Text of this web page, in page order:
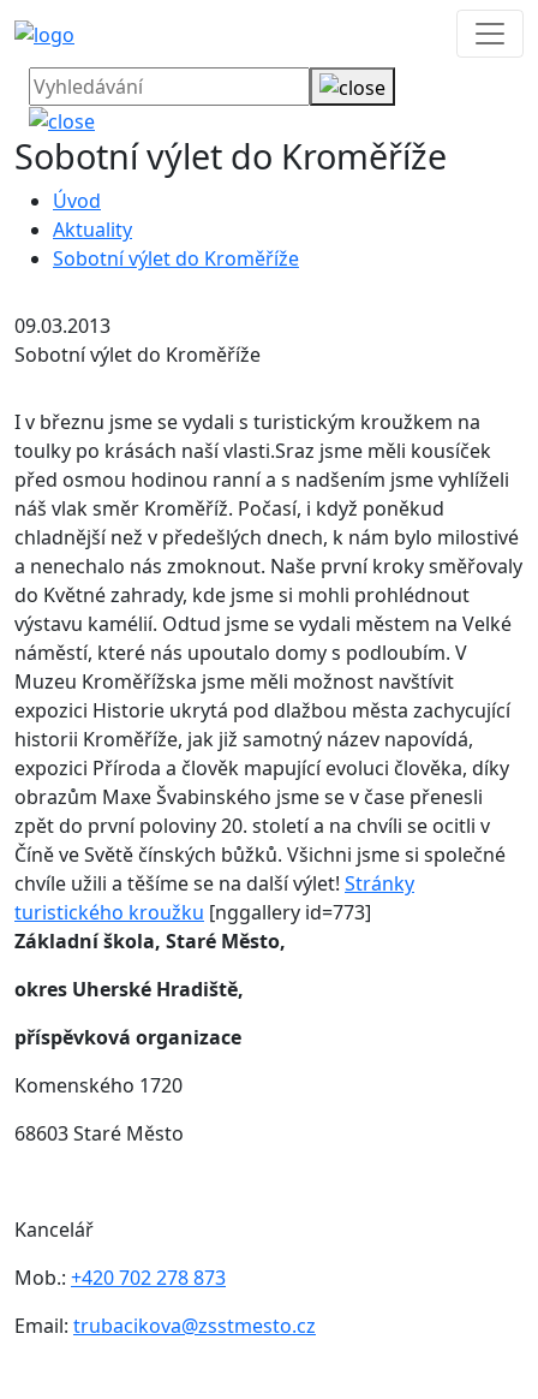
Sobotní výlet do Kroměříže
Úvod
Aktuality
Sobotní výlet do Kroměříže
09.03.2013
Sobotní výlet do Kroměříže
I v březnu jsme se vydali s turistickým kroužkem na
toulky po krásách naší vlasti.Sraz jsme měli kousíček
před osmou hodinou ranní a s nadšením jsme vyhlíželi
náš vlak směr Kroměříž. Počasí, i když poněkud
chladnější než v předešlých dnech, k nám bylo milostivé
a nenechalo nás zmoknout. Naše první kroky směřovaly
do Květné zahrady, kde jsme si mohli prohlédnout
výstavu kamélií. Odtud jsme se vydali městem na Velké
náměstí, které nás upoutalo domy s podloubím. V
Muzeu Kroměřížska jsme měli možnost navštívit
expozici Historie ukrytá pod dlažbou města zachycující
historii Kroměříže, jak již samotný název napovídá,
expozici Příroda a člověk mapující evoluci člověka, díky
obrazům Maxe Švabinského jsme se v čase přenesli
zpět do první poloviny 20. století a na chvíli se ocitli v
Číně ve Světě čínských bůžků. Všichni jsme si společné
chvíle užili a těšíme se na další výlet! Stránky
turistického kroužku [nggallery id=773]
Základní škola, Staré Město,
okres Uherské Hradiště,
příspěvková organizace
Komenského 1720
68603 Staré Město
Kancelář
Mob.: +420 702 278 873
Email: trubacikova@zsstmesto.cz